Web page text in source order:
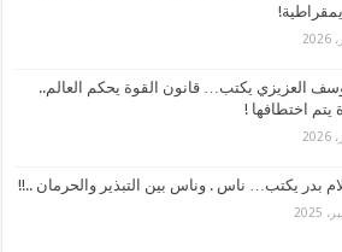
العزيزي يكتب… قانون القوة يحكم العالم..
يتم اختطافها !
بدر يكتب… ناس . وناس بين التبذير والحرمان ..!!